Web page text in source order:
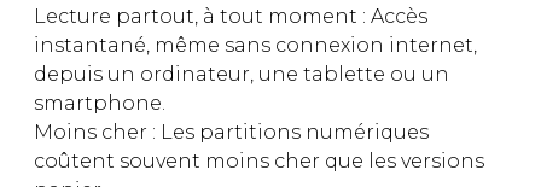
Lecture partout, à tout moment : Accès
instantané, même sans connexion internet,
depuis un ordinateur, une tablette ou un
smartphone.
Moins cher : Les partitions numériques
coûtent souvent moins cher que les versions